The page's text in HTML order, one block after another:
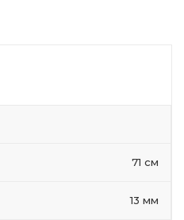
71 см
13 мм